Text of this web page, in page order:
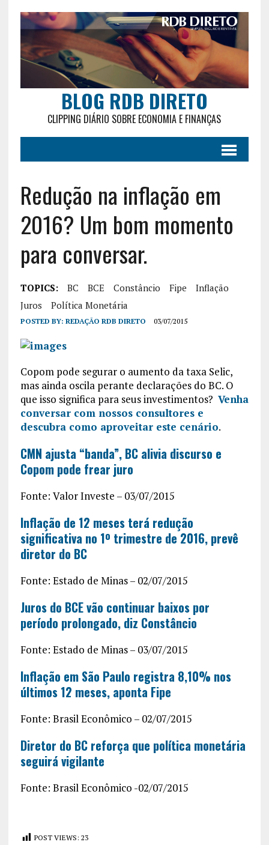
BLOG RDB DIRETO
CLIPPING DIÁRIO SOBRE ECONOMIA E FINANÇAS
Redução na inflação em
2016? Um bom momento
para conversar.
TOPICS: BC BCE Constâncio Fipe
Inflação
Juros
Política Monetária
POSTED BY: REDAÇÃO RDB DIRETO 03/07/2015
Copom pode segurar o aumento da taxa Selic,
mas ainda oscila perante declarações do BC. O
que isso significa para seus investimentos? Venha
conversar com nossos consultores e
descubra como aproveitar este cenário.
CMN ajusta “banda”, BC alivia discurso e
Copom pode frear juro
Fonte: Valor Investe – 03/07/2015
Inflação de 12 meses terá redução
significativa no 1º trimestre de 2016, prevê
diretor do BC
Fonte: Estado de Minas – 02/07/2015
Juros do BCE vão continuar baixos por
período prolongado, diz Constâncio
Fonte: Estado de Minas – 03/07/2015
Inflação em São Paulo registra 8,10% nos
últimos 12 meses, aponta Fipe
Fonte: Brasil Econômico – 02/07/2015
Diretor do BC reforça que política monetária
seguirá vigilante
Fonte: Brasil Econômico -02/07/2015
POST VIEWS: 23